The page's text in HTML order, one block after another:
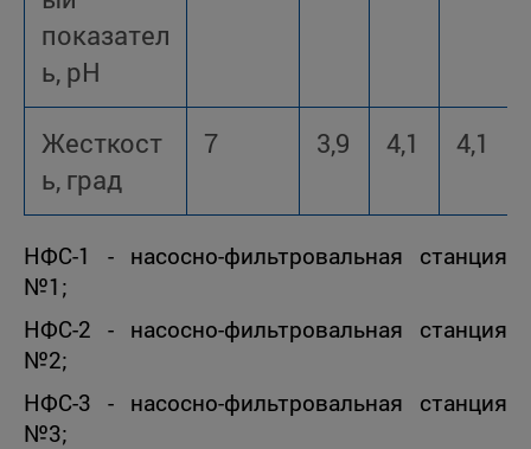
показател
ь, рН
Жесткост
ь, град
7 3,9 4,1 4,1
НФС-1 - насосно-фильтровальная станция
№1;
НФС-2 - насосно-фильтровальная станция
№2;
НФС-3 - насосно-фильтровальная станция
№3;